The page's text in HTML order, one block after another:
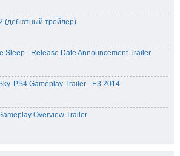
(дебютный трейлер)
Sleep - Release Date Announcement Trailer
PS4 Gameplay Trailer - E3 2014
Overview Trailer